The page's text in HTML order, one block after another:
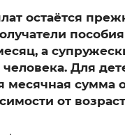
остаётся
а
Для
месячная сумма
от